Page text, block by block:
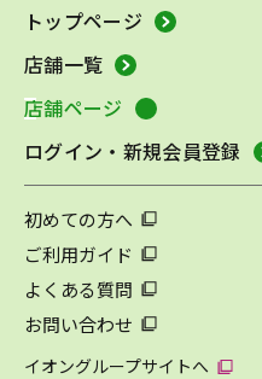
トップページ
店舗一覧
店舗ページ
ログイン・新規会員登録
初めての方へ
ご利用ガイド
よくある質問
お問い合わせ
イオングループサイトへ